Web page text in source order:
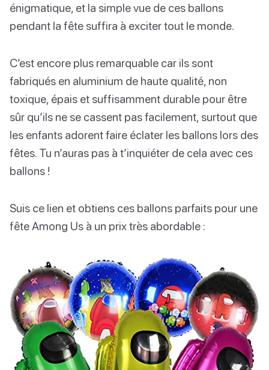
énigmatique, et la simple vue de ces ballons
pendant la fête suffira à exciter tout le monde.
C’est encore plus remarquable car ils sont
fabriqués en aluminium de haute qualité, non
toxique, épais et suffisamment durable pour être
sûr qu’ils ne se cassent pas facilement, surtout que
les enfants adorent faire éclater les ballons lors des
fêtes. Tu n’auras pas à t’inquiéter de cela avec ces
ballons !
Suis ce lien et obtiens ces ballons parfaits pour une
fête Among Us à un prix très abordable :